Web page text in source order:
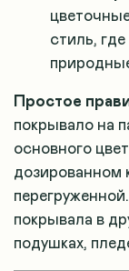
стиль,
Простое
покрывало на
основного
дозированном
покрывала в
подушках,